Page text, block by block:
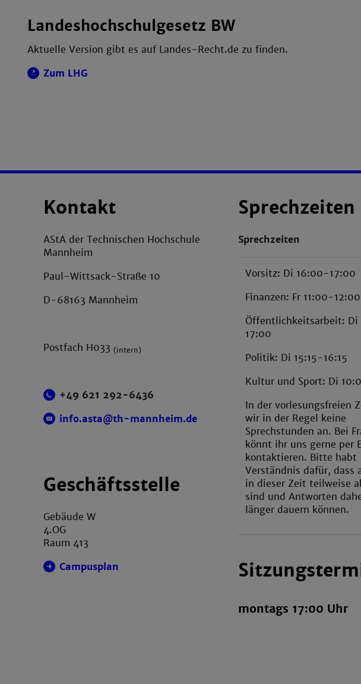
Landeshochschulgesetz BW
Aktuelle Version gibt es auf Landes-Recht.de zu finden.
Zum LHG
Kontakt
AStA der Technischen Hochschule
Mannheim
Paul-Wittsack-Straße 10
D-68163 Mannheim
Postfach H033(intern)
+49 621 292-6436
info.asta@th-mannheim.de
Geschäftsstelle
Gebäude W
4.OG
Raum 413
Campusplan
Sprechzeiten
Sprechzeiten
Vorsitz: Di 16:00-17:00
Finanzen: Fr 11:00-12:00
Öffentlichkeitsarbeit:
17:00
Politik: Di 15:15-16:15
Kultur und Sport: Di
In der vorlesungsfreien
wir in der Regel keine
Sprechstunden an. Bei
könnt ihr uns gerne per
kontaktieren. Bitte habt
Verständnis dafür, dass
in dieser Zeit teilweise
sind und Antworten
länger dauern können.
montags 17:00 Uhr